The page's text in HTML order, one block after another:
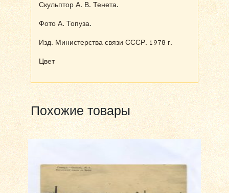
Скульптор А. В. Тенета.
Фото А. Топуза.
Изд. Министерства связи СССР. 1978 г.
Цвет
Похожие товары